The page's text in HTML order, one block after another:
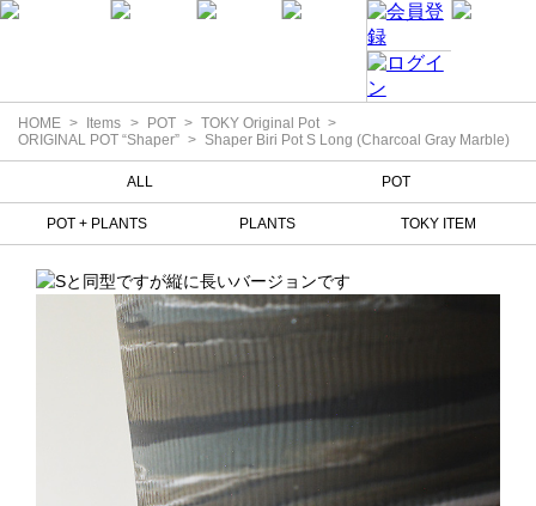
HOME Items POT
TOKY Original Pot
ORIGINAL POT “Shaper”
Shaper Biri Pot S Long (Charcoal Gray Marble)
ALL POT
POT + PLANTS PLANTS TOKY ITEM